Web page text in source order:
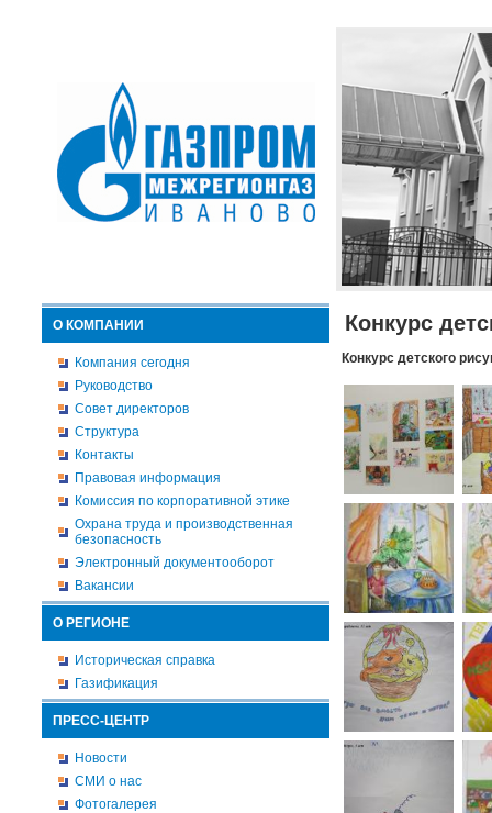
О КОМПАНИИ
Компания сегодня
Руководство
Совет директоров
Структура
Контакты
Правовая информация
Комиссия по корпоративной этике
Охрана труда и производственная
безопасность
Электронный документооборот
Вакансии
О РЕГИОНЕ
Историческая справка
Газификация
ПРЕСС-ЦЕНТР
Новости
СМИ о нас
Фотогалерея
Конкурс
Конкурс детского